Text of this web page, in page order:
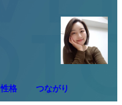
性格 つながり